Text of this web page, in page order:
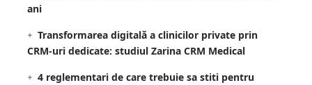
ani
Transformarea digitală a clinicilor private prin
CRM-uri dedicate: studiul Zarina CRM Medical
4 reglementari de care trebuie sa stiti pentru